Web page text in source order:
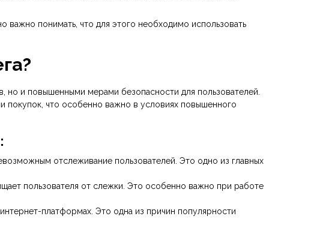
важно понимать, что для этого необходимо использовать
но и повышенными мерами безопасности для пользователей.
покупок, что особенно важно в условиях повышенного
отслеживание пользователей. Это одно из главных
пользователя от слежки. Это особенно важно при работе
платформах. Это одна из причин популярности